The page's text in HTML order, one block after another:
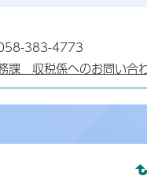
383-4773
課 収税係へのお問い合